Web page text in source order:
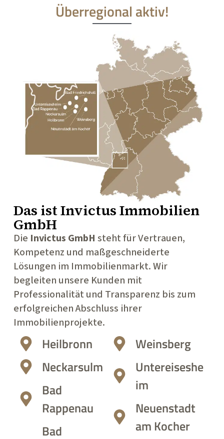
Überregional aktiv!
Das istInvictus Immobilien
GmbH
Die Invictus GmbH steht für Vertrauen,
Kompetenz und maßgeschneiderte
Lösungen im Immobilienmarkt. Wir
begleiten unsere Kunden mit
Professionalität und Transparenz bis zum
erfolgreichen Abschluss ihrer
Immobilienprojekte.
Heilbronn
Neckarsulm
Bad
Rappenau
Bad
Weinsberg
Untereiseshe
im
Neuenstadt
am Kocher